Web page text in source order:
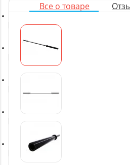
Свободные веса
Оборудование для настольного
Батуты
Баскетбольное оборудование
Массажное оборудование
Все о товаре